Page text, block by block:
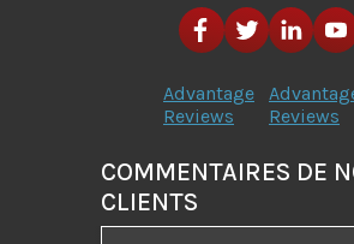
Advantage
Reviews
Reviews
COMMENTAIRES DE
CLIENTS